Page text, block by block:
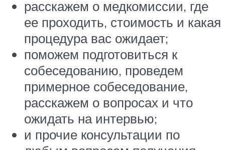
расскажем о медкомиссии, где
ее проходить, стоимость и какая
процедура вас ожидает;
поможем подготовиться к
собеседованию, проведем
примерное собеседование,
расскажем о вопросах и что
ожидать на интервью;
и прочие консультации по